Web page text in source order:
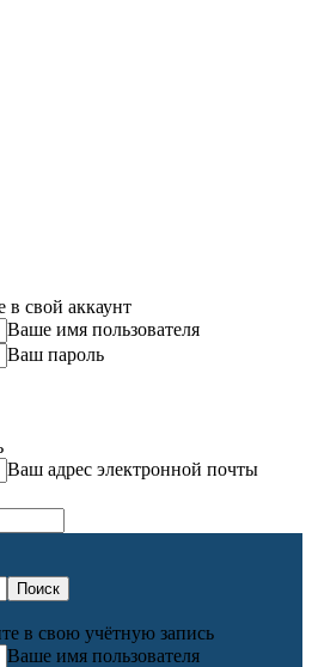
в свой аккаунт
Ваше имя пользователя
Ваш пароль
Ваш адрес электронной почты
в свою учётную запись
Ваше имя пользователя